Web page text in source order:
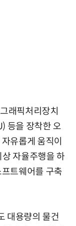
래픽처리장치
등을 장착한 오
유롭게 움직이
자율주행을 하
트웨어를 구축
대용량의 물건